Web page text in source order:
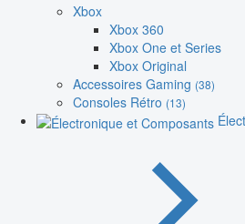
Xbox
Xbox 360
Xbox One et Series
Xbox Original
Accessoires Gaming (38)
Consoles Rétro (13)